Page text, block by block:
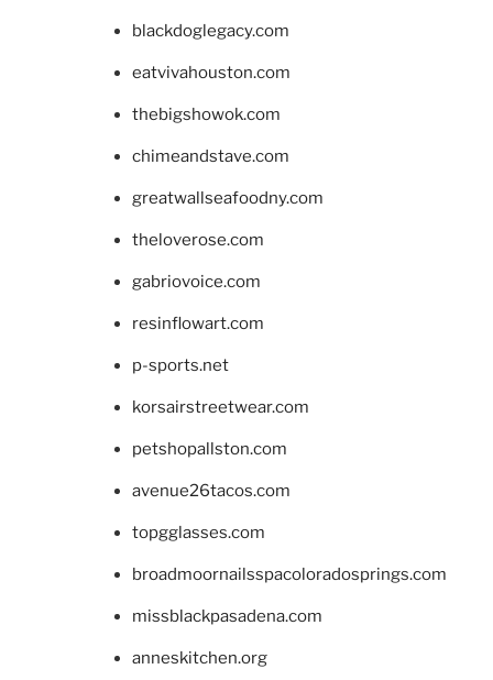
blackdoglegacy.com
eatvivahouston.com
thebigshowok.com
chimeandstave.com
greatwallseafoodny.com
theloverose.com
gabriovoice.com
resinflowart.com
p-sports.net
korsairstreetwear.com
petshopallston.com
avenue26tacos.com
topgglasses.com
broadmoornailsspacoloradosprings.com
missblackpasadena.com
anneskitchen.org